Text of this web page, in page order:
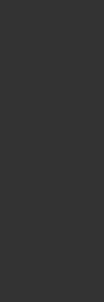
スカート